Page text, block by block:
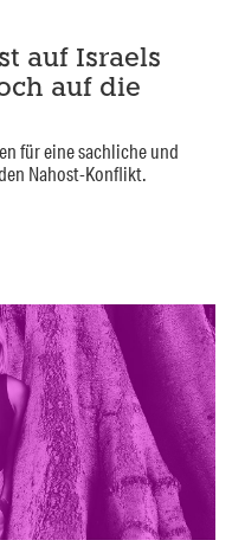
auf Israels
auf die
für eine sachliche und
Nahost-Konflikt.